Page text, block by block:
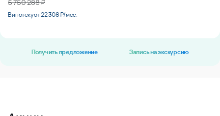
5 750 288 ₽
В ипотеку от 22 308 ₽/мес.
Получить предложение Запись на экскурсию